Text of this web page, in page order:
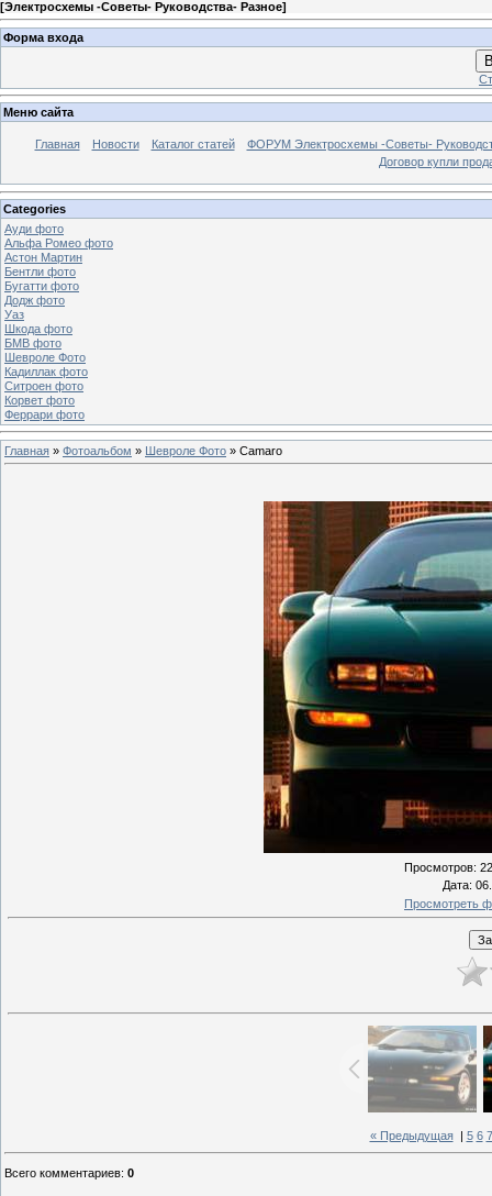
[Электросхемы -Советы- Руководства- Разное]
Форма входа
Меню сайта
Главная Новости Каталог статей
ФОРУМ Электросхемы -Советы-
Договор купли
Categories
Ауди фото
Альфа Ромео фото
Астон Мартин
Бентли фото
Бугатти фото
Додж фото
Уаз
Шкода фото
БМВ фото
Шевроле Фото
Кадиллак фото
Ситроен фото
Корвет фото
Феррари фото
Главная » Фотоальбом » Шевроле Фото » Camaro
Просмотров:
Дата:
Просмотреть
« Предыдущая| 5 6 7
Всего комментариев: 0